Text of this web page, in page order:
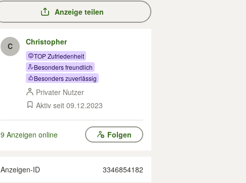
Anzeige teilen
C Christopher
TOP Zufriedenheit
Besonders freundlich
Besonders zuverlässig
Privater Nutzer
Aktiv seit 09.12.2023
9 Anzeigen online Folgen
Anzeigen-ID 3346854182